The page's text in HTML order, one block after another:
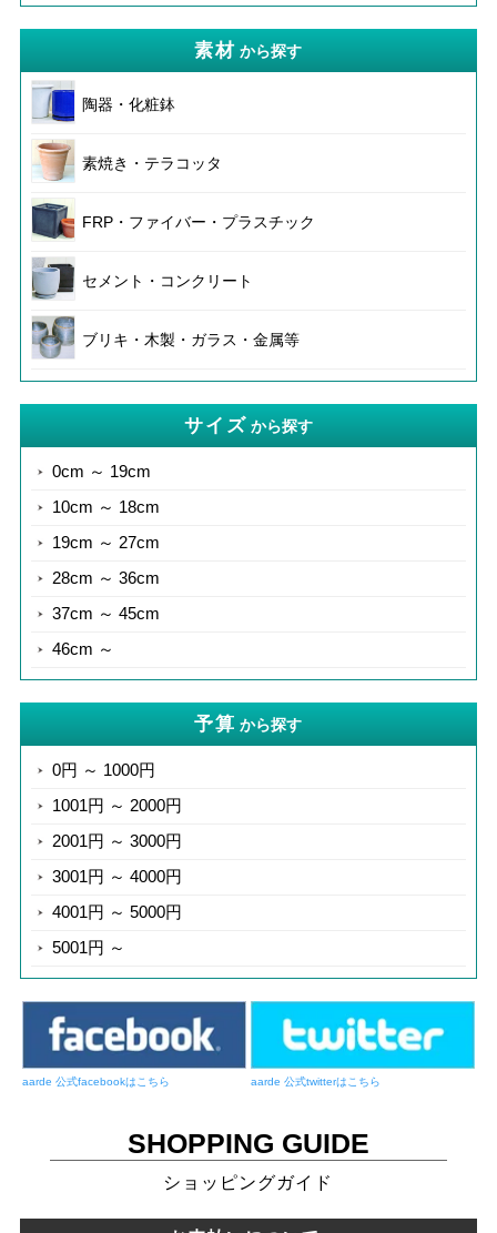
素材 から探す
陶器・化粧鉢
素焼き・テラコッタ
FRP・ファイバー・プラスチック
セメント・コンクリート
ブリキ・木製・ガラス・金属等
サイズ から探す
0cm ～ 19cm
10cm ～ 18cm
19cm ～ 27cm
28cm ～ 36cm
37cm ～ 45cm
46cm ～
予算 から探す
0円 ～ 1000円
1001円 ～ 2000円
2001円 ～ 3000円
3001円 ～ 4000円
4001円 ～ 5000円
5001円 ～
aarde 公式facebookはこちら aarde 公式twitterはこちら
SHOPPING GUIDE
ショッピングガイド